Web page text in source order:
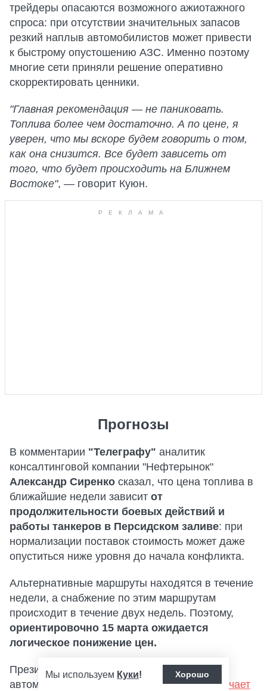
Мы используем Куки! Хорошо
трейдеры опасаются возможного ажиотажного
спроса: при отсутствии значительных запасов
резкий наплыв автомобилистов может привести
к быстрому опустошению АЗС. Именно поэтому
многие сети приняли решение оперативно
скорректировать ценники.
"Главная рекомендация — не паниковать.
Топлива более чем достаточно. А по цене, я
уверен, что мы вскоре будем говорить о том,
как она снизится. Все будет зависеть от
того, что будет происходить на Ближнем
Востоке", — говорит Куюн.
Прогнозы
В комментарии "Телеграфу" аналитик
консалтинговой компании "Нефтерынок"
Александр Сиренко сказал, что цена топлива в
ближайшие недели зависит от
продолжительности боевых действий и
работы танкеров в Персидском заливе: при
нормализации поставок стоимость может даже
опуститься ниже уровня до начала конфликта.
Альтернативные маршруты находятся в течение
недели, а снабжение по этим маршрутам
происходит в течение двух недель. Поэтому,
ориентировочно 15 марта ожидается
логическое понижение цен.
Президент британской ассоциации
автомобилистов AA
Эдмунд Кинг не исключает